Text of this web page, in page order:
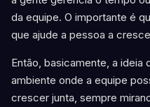
da equipe. O importante é
que ajude a pessoa a
Então, basicamente, a ideia
ambiente onde a equipe
crescer junta, sempre